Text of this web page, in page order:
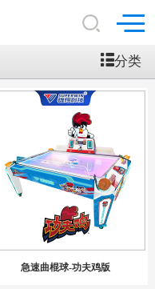
分类
急速曲棍球-功夫鸡版